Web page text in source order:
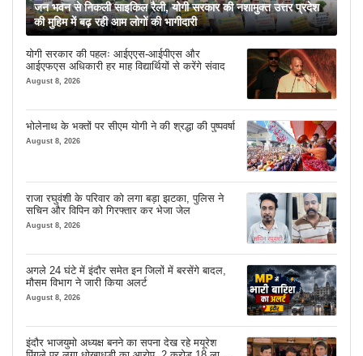
जन भवन से निकली साइकिल रैली, योगी सरकार की नशामुक्त उत्तर प्रदेश
की मुहिम में बढ़ रही आम लोगों की भागीदारी
योगी सरकार की पहलः आईएएस-आईपीएस और
आईएफएस अधिकारी हर माह विद्यार्थियों से करेंगे संवाद
August 8, 2026
भोलेनाथ के भक्तों पर सीएम योगी ने की श्रद्धा की पुष्पवर्षा
August 8, 2026
राजा रघुवंशी के परिवार को लगा बड़ा झटका, पुलिस ने
सचिन और विपिन को गिरफ्तार कर भेजा जेल
August 8, 2026
अगले 24 घंटे में इंदौर समेत इन जिलों में बरसेंगे बादल,
मौसम विभाग ने जारी किया अलर्ट
August 8, 2026
इंदौर भाजयुमो अध्यक्ष बनने का सपना देख रहे मयूरेश